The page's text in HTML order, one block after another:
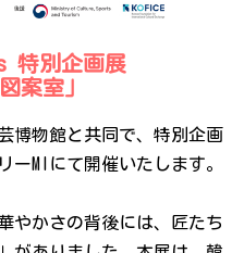
特別企画展
案室」
博物館と共同で、特別企画
ーMIにて開催いたします。
やかさの背後には、匠たち